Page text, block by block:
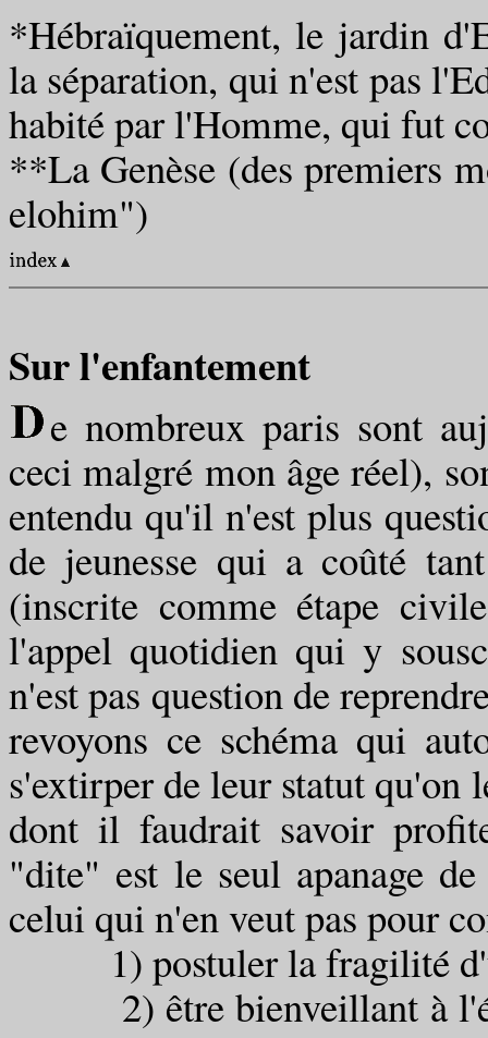
*Hébraïquement, le jardin
la séparation, qui n'est pas
habité par l'Homme, qui fut
**La Genèse (des premiers
elohim")
Sur l'enfantement
e nombreux paris sont
ceci malgré mon âge réel),
entendu qu'il n'est plus
de jeunesse qui a coûté
(inscrite comme étape
l'appel quotidien qui y
n'est pas question de
revoyons ce schéma qui
s'extirper de leur statut qu'on
dont il faudrait savoir
"dite" est le seul apanage
celui qui n'en veut pas pour
1) postuler la fragilité
2) être bienveillant à